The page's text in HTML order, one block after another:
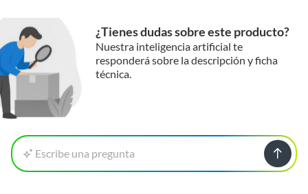
¿Tienes dudas sobre este producto?
Nuestra inteligencia artificial te
responderá sobre la descripción y ficha
técnica.
Escribe una pregunta